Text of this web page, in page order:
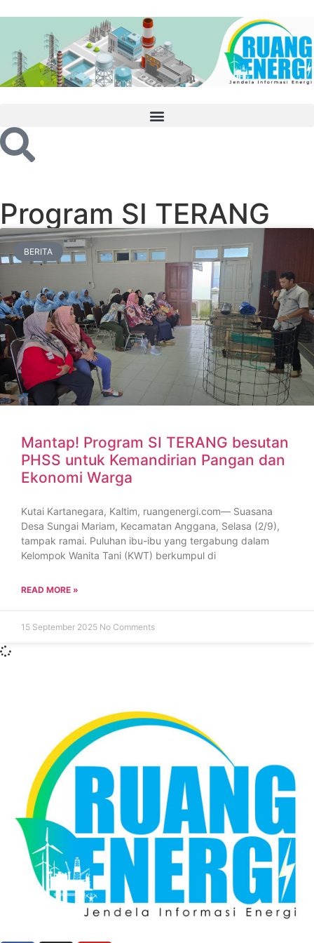
Program SI TERANG
BERITA
Mantap! Program SI TERANG besutan
PHSS untuk Kemandirian Pangan dan
Ekonomi Warga
Kutai Kartanegara, Kaltim, ruangenergi.com— Suasana
Desa Sungai Mariam, Kecamatan Anggana, Selasa (2/9),
tampak ramai. Puluhan ibu-ibu yang tergabung dalam
Kelompok Wanita Tani (KWT) berkumpul di
READ MORE »
15 September 2025 No Comments